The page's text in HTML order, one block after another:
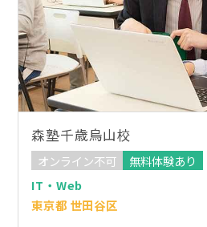
森塾千歳烏山校
オンライン不可
無料体験あり
IT・Web
東京都 世田谷区